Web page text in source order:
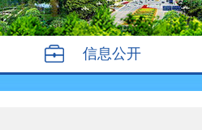
信息公开